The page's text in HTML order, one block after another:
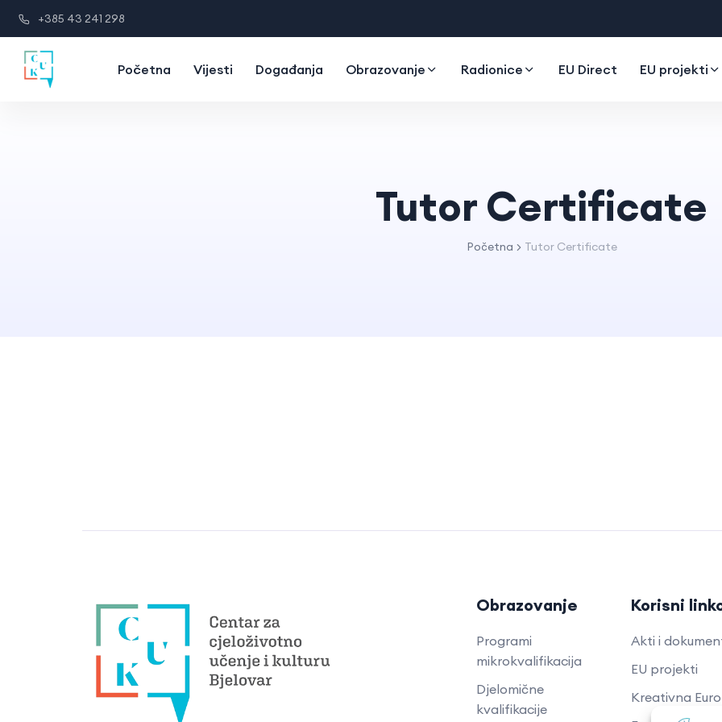
+385 43 241 298
Početna Vijesti Događanja Obrazovanje Radionice EU Direct EU projekti
Tutor Certificate
Početna Tutor Certificate
Obrazovanje
Programi
mikrokvalifikacija
Djelomične
kvalifikacije
Korisni
Akti i
EU projekti
Kreativna